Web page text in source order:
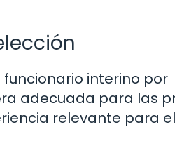
interino por
adecuada para las
relevante para el